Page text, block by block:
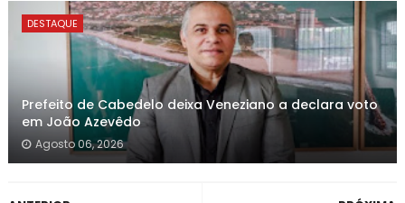
DESTAQUE
Prefeito de Cabedelo deixa Veneziano a declara voto
em João Azevêdo
Agosto 06, 2026